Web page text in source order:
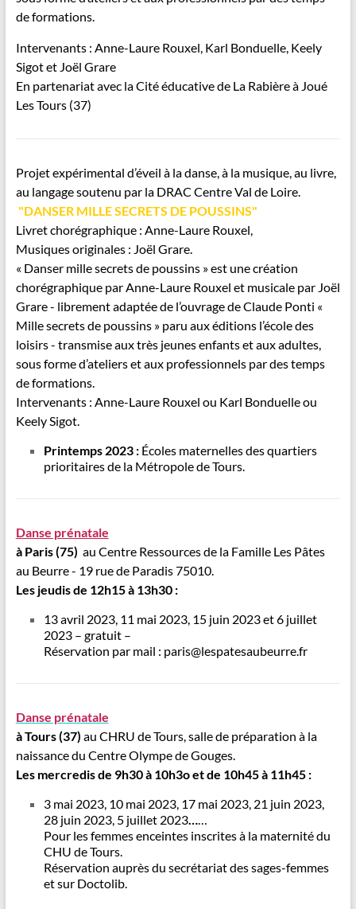
de formations.
Intervenants : Anne-Laure Rouxel, Karl Bonduelle, Keely
Sigot et Joël Grare
En partenariat avec la Cité éducative de La Rabière à Joué
Les Tours (37)
Projet expérimental d’éveil à la danse, à la musique, au livre,
au langage soutenu par la DRAC Centre Val de Loire.
"DANSER MILLE SECRETS DE POUSSINS"
Livret chorégraphique : Anne-Laure Rouxel,
Musiques originales : Joël Grare.
« Danser mille secrets de poussins » est une création
chorégraphique par Anne-Laure Rouxel et musicale par Joël
Grare - librement adaptée de l’ouvrage de Claude Ponti «
Mille secrets de poussins » paru aux éditions l’école des
loisirs - transmise aux très jeunes enfants et aux adultes,
sous forme d’ateliers et aux professionnels par des temps
de formations.
Intervenants : Anne-Laure Rouxel ou Karl Bonduelle ou
Keely Sigot.
Printemps 2023 :Écoles maternelles des quartiers
prioritaires de la Métropole de Tours.
Danse prénatale
à Paris (75) au Centre Ressources de la Famille Les Pâtes
au Beurre - 19 rue de Paradis 75010.
Les jeudis de 12h15 à 13h30 :
13 avril 2023, 11 mai 2023, 15 juin 2023 et 6 juillet
2023 – gratuit –
Réservation par mail : paris@lespatesaubeurre.fr
Danse prénatale
à Tours (37) au CHRU de Tours, salle de préparation à la
naissance du Centre Olympe de Gouges.
Les mercredisde 9h30 à 10h3o etde 10h45 à 11h45 :
3 mai 2023, 10 mai 2023, 17 mai 2023, 21 juin 2023,
28 juin 2023, 5 juillet 2023……
Pour les femmes enceintes inscrites à la maternité du
CHU de Tours.
Réservation auprès du secrétariat des sages-femmes
et sur Doctolib.